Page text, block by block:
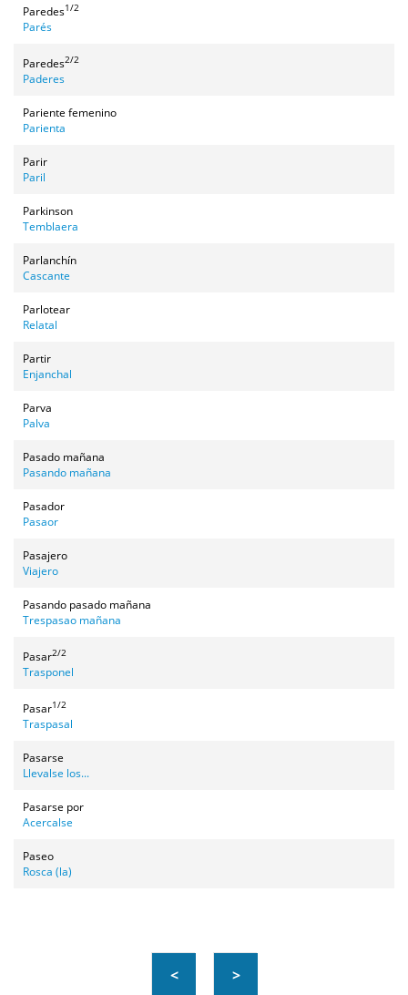
Paredes1/2
Parés
Paredes2/2
Paderes
Pariente femenino
Parienta
Parir
Paril
Parkinson
Temblaera
Parlanchín
Cascante
Parlotear
Relatal
Partir
Enjanchal
Parva
Palva
Pasado mañana
Pasando mañana
Pasador
Pasaor
Pasajero
Viajero
Pasando pasado mañana
Trespasao mañana
Pasar2/2
Trasponel
Pasar1/2
Traspasal
Pasarse
Llevalse los...
Pasarse por
Acercalse
Paseo
Rosca (la)
< >